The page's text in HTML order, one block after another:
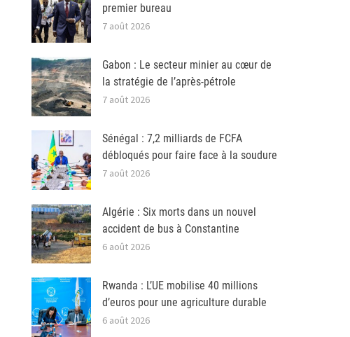
premier bureau
7 août 2026
Gabon : Le secteur minier au cœur de
la stratégie de l’après-pétrole
7 août 2026
Sénégal : 7,2 milliards de FCFA
débloqués pour faire face à la soudure
7 août 2026
Algérie : Six morts dans un nouvel
accident de bus à Constantine
6 août 2026
Rwanda : L’UE mobilise 40 millions
d’euros pour une agriculture durable
6 août 2026